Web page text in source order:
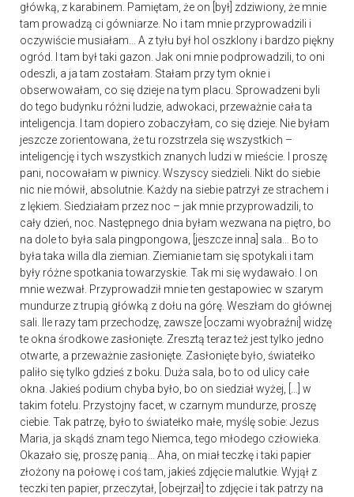
główką, z karabinem. Pamiętam, że on [był] zdziwiony, że mnie
tam prowadzą ci gówniarze. No i tam mnie przyprowadzili i
oczywiście musiałam… A z tyłu był hol oszklony i bardzo piękny
ogród. I tam był taki gazon. Jak oni mnie podprowadzili, to oni
odeszli, a ja tam zostałam. Stałam przy tym oknie i
obserwowałam, co się dzieje na tym placu. Sprowadzeni byli
do tego budynku różni ludzie, adwokaci, przeważnie cała ta
inteligencja. I tam dopiero zobaczyłam, co się dzieje. Nie byłam
jeszcze zorientowana, że tu rozstrzela się wszystkich –
inteligencję i tych wszystkich znanych ludzi w mieście. I proszę
pani, nocowałam w piwnicy. Wszyscy siedzieli. Nikt do siebie
nic nie mówił, absolutnie. Każdy na siebie patrzył ze strachem i
z lękiem. Siedziałam przez noc – jak mnie przyprowadzili, to
cały dzień, noc. Następnego dnia byłam wezwana na piętro, bo
na dole to była sala pingpongowa, [jeszcze inna] sala… Bo to
była taka willa dla ziemian. Ziemianie tam się spotykali i tam
były różne spotkania towarzyskie. Tak mi się wydawało. I on
mnie wezwał. Przyprowadził mnie ten gestapowiec w szarym
mundurze z trupią główką z dołu na górę. Weszłam do głównej
sali. Ile razy tam przechodzę, zawsze [oczami wyobraźni] widzę
te okna środkowe zasłonięte. Zresztą teraz też jest tylko jedno
otwarte, a przeważnie zasłonięte. Zasłonięte było, światełko
paliło się tylko gdzieś z boku. Duża sala, bo to od ulicy całe
okna. Jakieś podium chyba było, bo on siedział wyżej, […] w
takim fotelu. Przystojny facet, w czarnym mundurze, proszę
ciebie. Tak patrzę, było to światełko małe, myślę sobie: Jezus
Maria, ja skądś znam tego Niemca, tego młodego człowieka.
Okazało się, proszę panią… Aha, on miał teczkę i taki papier
złożony na połowę i coś tam, jakieś zdjęcie malutkie. Wyjął z
teczki ten papier, przeczytał, [obejrzał] to zdjęcie i tak patrzy na